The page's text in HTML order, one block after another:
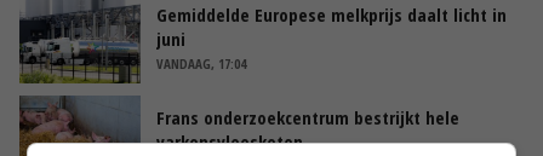
Gemiddelde Europese melkprijs daalt licht in
juni
VANDAAG, 17:04
Frans onderzoekcentrum bestrijkt hele
varkensvleesketen